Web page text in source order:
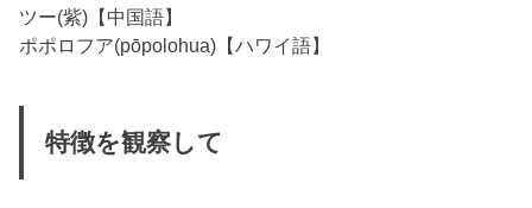
ツー(紫)【中国語】
ポポロフア(pōpolohua)【ハワイ語】
特徴を観察して